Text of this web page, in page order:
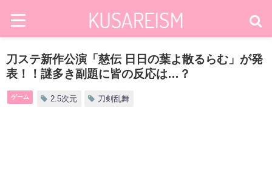
刀ステ新作公演「慈伝 日日の葉よ散るらむ」が発
表！！謎多き副題に皆の反応は…？
ゲーム 2.5次元 刀剣乱舞